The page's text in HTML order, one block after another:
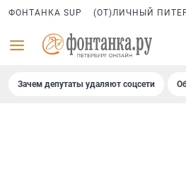
ФОНТАНКА SUP (ОТ)ЛИЧНЫЙ
Зачем депутаты удаляют соцсети